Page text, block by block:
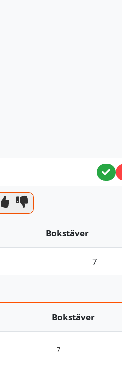
Bokstäver
7
Bokstäver
7